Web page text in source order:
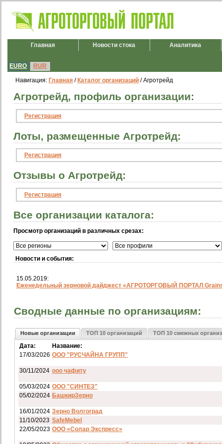
Главная Новости стока Аналитика
EURO RUR
Навигация: Главная / Каталог организаций / Агротрейд
Агротрейд, профиль организации:
Регистрация
Лоты, размещенные Агротрейд:
Регистрация
Отзывы о Агротрейд:
Регистрация
Все организации каталога:
Просмотр организаций в различных срезах:
Новости и события:
15.05.2019:
Еженедельный зерновой дайджест «АГРОТОРГОВЫЙ ПОРТАЛ
Сводные данные по организациям:
Новые организации ТОП 10 организаций ТОП 10 смежных
Дата:
Название:
17/03/2026 ООО "РУСЧАЙНА ГРУПП"
30/11/2024 ооо чафиту
05/03/2024 ООО "СИНТЕЗ"
05/02/2024 БашкирЗерно
16/01/2024 Зерно Волгоград
11/10/2023 SafeMebel
22/05/2023 ООО «Солар Экспресс»